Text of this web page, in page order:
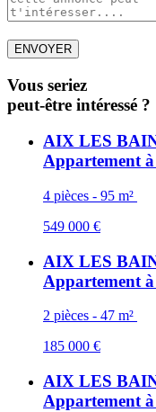
Vous seriez
peut-être intéressé ?
AIX LES
Appartement
4 pièces - 95 m²
549 000 €
AIX LES
Appartement
2 pièces - 47 m²
185 000 €
AIX LES
Appartement